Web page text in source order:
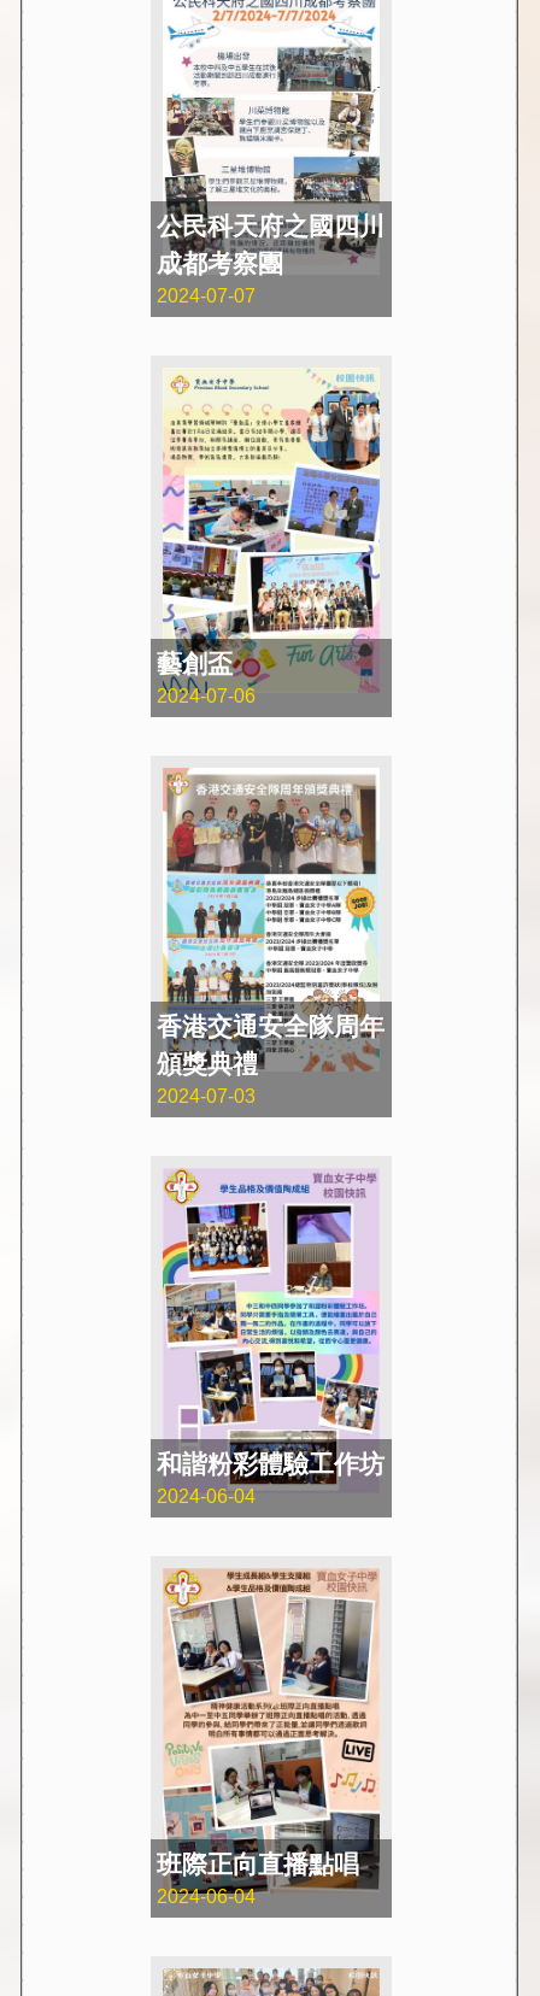
公民科天府之國四川
成都考察團
2024-07-07
藝創盃
2024-07-06
香港交通安全隊周年
頒獎典禮
2024-07-03
和諧粉彩體驗工作坊
2024-06-04
班際正向直播點唱
2024-06-04